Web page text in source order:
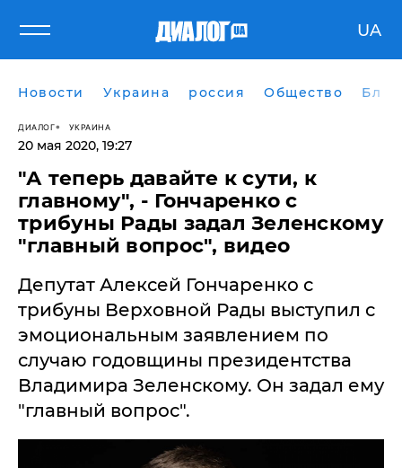
UA
Новости Украина россия Общество
ДИАЛОГ УКРАИНА
20 мая 2020, 19:27
"А теперь давайте к сути, к
главному", - Гончаренко с
трибуны Рады задал Зеленскому
"главный вопрос", видео
Депутат Алексей Гончаренко с
трибуны Верховной Рады выступил с
эмоциональным заявлением по
случаю годовщины президентства
Владимира Зеленскому. Он задал ему
"главный вопрос".